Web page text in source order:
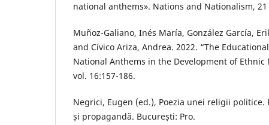
national anthems». Nations and Nationalism, 21
Muñoz-Galiano, Inés María, González García,
and Cívico Ariza, Andrea. 2022. “The
National Anthems in the Development of Ethnic
vol. 16:157-186.
Negrici, Eugen (ed.), Poezia unei religii
și propagandă. București: Pro.